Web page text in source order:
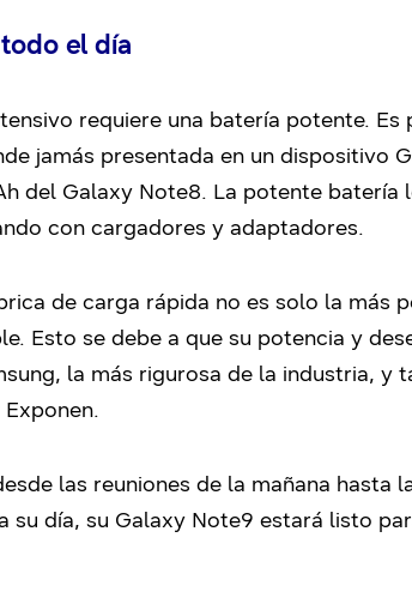
el día
requiere una batería potente.
jamás presentada en un dispositivo
del Galaxy Note8. La potente
con cargadores y adaptadores.
de carga rápida no es solo la más
Esto se debe a que su potencia y
la más rigurosa de la industria, y
las reuniones de la mañana
su día, su Galaxy Note9 estará listo